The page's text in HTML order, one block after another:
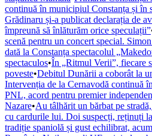
continuă în municipiul Constanța și în
Grădinaru și-a publicat declarația de
împreună să înlăturăm orice speculații”
scenă pentru un concert special.
dată la Constanța spectacolul
spectaculos•În „Ritmul Verii”, fiecare
poveste•Debitul Dunării a coborât la
Intervenția de la Cernavodă continuă
PNL, acord pentru premier
Nazare•Au tâlhărit un bărbat pe
cu cardurile lui. Doi suspecți, reținuți
tradiție spaniolă și gust echilibrat,